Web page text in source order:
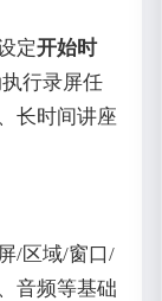
定开始时
执行录屏任
长时间讲座
/区域/窗口/
音频等基础